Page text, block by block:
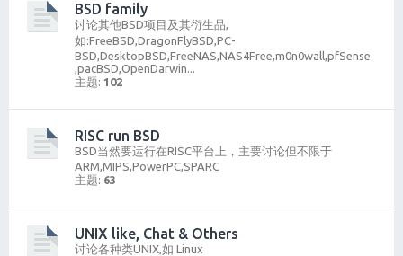
BSD family
讨论其他BSD项目及其衍生品,
如:FreeBSD,DragonFlyBSD,PC-
BSD,DesktopBSD,FreeNAS,NAS4Free,m0n0wall,pfSense
,pacBSD,OpenDarwin...
主题: 102
RISC run BSD
BSD当然要运行在RISC平台上，主要讨论但不限于
ARM,MIPS,PowerPC,SPARC
主题: 63
UNIX like, Chat & Others
讨论各种类UNIX,如 Linux